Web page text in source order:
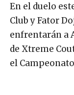
En el duelo
Club y Fator
enfrentarán a
de Xtreme
el